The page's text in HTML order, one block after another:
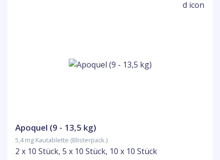
Apoquel (9 - 13,5 kg)
5,4 mg Kautablette (Blisterpack.)
2 x 10 Stück, 5 x 10 Stück, 10 x 10 Stück